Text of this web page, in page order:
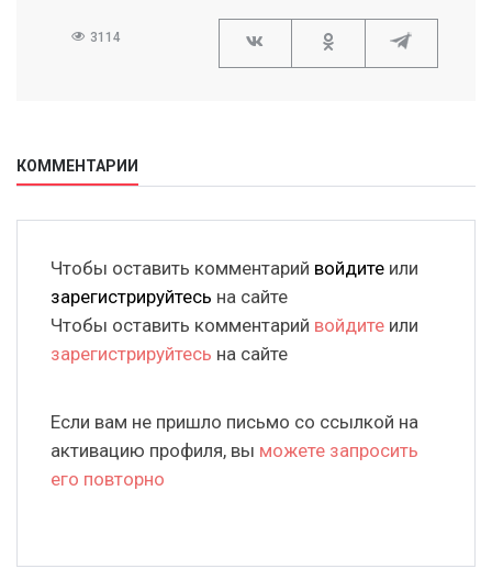
3114
КОММЕНТАРИИ
Чтобы оставить комментарий войдите или
зарегистрируйтесь на сайте
Чтобы оставить комментарий войдите или
зарегистрируйтесь на сайте
Если вам не пришло письмо со ссылкой на
активацию профиля, вы можете запросить
его повторно